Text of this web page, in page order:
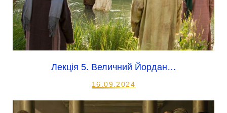
Лекція 5. Величний Йордан…
16.09.2024